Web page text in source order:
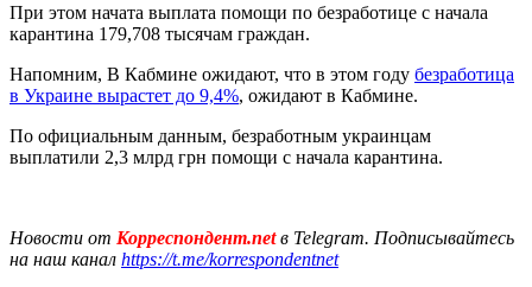
При этом начата выплата помощи по безработице с начала
карантина 179,708 тысячам граждан.
Напомним, В Кабмине ожидают, что в этом году безработица
в Украине вырастет до 9,4%, ожидают в Кабмине.
По официальным данным, безработным украинцам
выплатили 2,3 млрд грн помощи с начала карантина.
Новости от Корреспондент.netв Telegram. Подписывайтесь
на наш канал https://t.me/korrespondentnet